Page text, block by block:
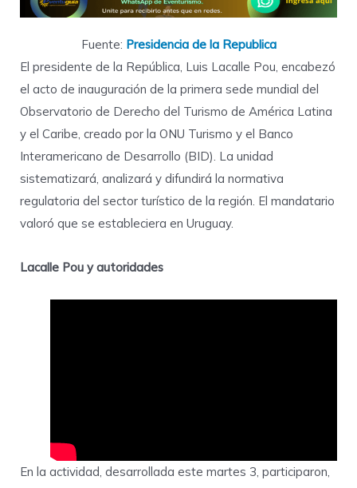
Fuente: Presidencia de la Republica
El presidente de la República, Luis Lacalle Pou, encabezó
el acto de inauguración de la primera sede mundial del
Observatorio de Derecho del Turismo de América Latina
y el Caribe, creado por la ONU Turismo y el Banco
Interamericano de Desarrollo (BID). La unidad
sistematizará, analizará y difundirá la normativa
regulatoria del sector turístico de la región. El mandatario
valoró que se estableciera en Uruguay.
Lacalle Pou y autoridades
En la actividad, desarrollada este martes 3, participaron,